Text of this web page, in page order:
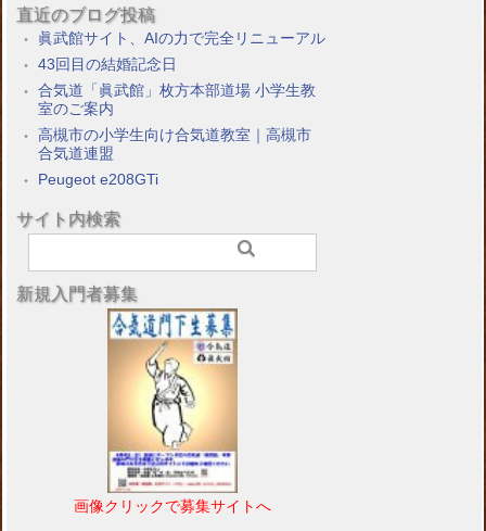
直近のブログ投稿
眞武館サイト、AIの力で完全リニューアル
43回目の結婚記念日
合気道「眞武館」枚方本部道場 小学生教
室のご案内
高槻市の小学生向け合気道教室｜高槻市
合気道連盟
Peugeot e208GTi
サイト内検索
新規入門者募集
画像クリックで募集サイトへ